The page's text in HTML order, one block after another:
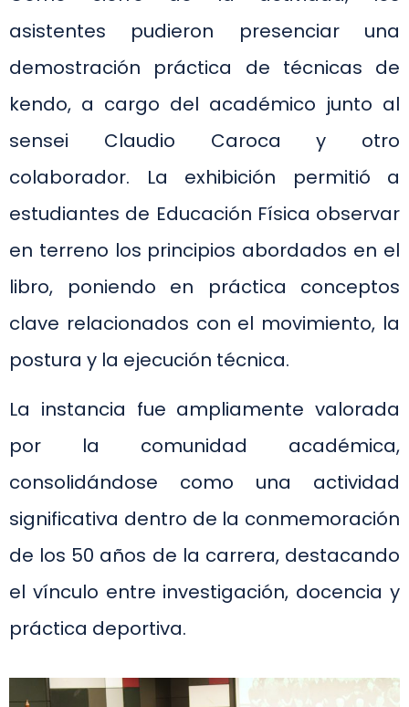
asistentes pudieron presenciar una
demostración práctica de técnicas de
kendo, a cargo del académico junto al
sensei Claudio Caroca y otro
colaborador. La exhibición permitió a
estudiantes de Educación Física observar
en terreno los principios abordados en el
libro, poniendo en práctica conceptos
clave relacionados con el movimiento, la
postura y la ejecución técnica.
La instancia fue ampliamente valorada
por la comunidad académica,
consolidándose como una actividad
significativa dentro de la conmemoración
de los 50 años de la carrera, destacando
el vínculo entre investigación, docencia y
práctica deportiva.